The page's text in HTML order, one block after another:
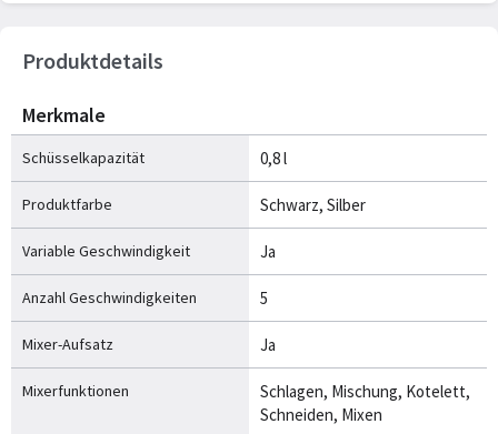
Produktdetails
Merkmale
Schüsselkapazität 0,8 l
Produktfarbe Schwarz, Silber
Variable Geschwindigkeit Ja
Anzahl Geschwindigkeiten 5
Mixer-Aufsatz Ja
Mixerfunktionen
Schlagen, Mischung, Kotelett,
Schneiden, Mixen